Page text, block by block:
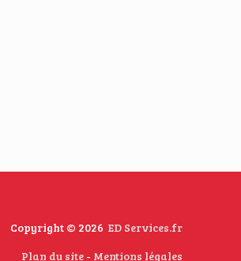
Copyright © 2026 ED Services.fr
Plan du site- Mentions légales